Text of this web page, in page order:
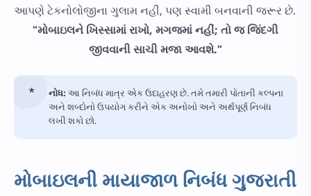
આપણે ટેકનોલોજીના ગુલામ નહીં, પણ સ્વામી બનવાની જરૂર છે.
"મોબાઇલને ખિસ્સામાં રાખો, મગજમાં નહીં; તો જ જિંદગી
જીવવાની સાચી મજા આવશે."
નોધ: આ નિબંધ માત્ર એક ઉદાહરણ છે. તમે તમારી પોતાની કલ્પના
અને શબ્દોનો ઉપયોગ કરીને એક અનોખો અને અર્થપૂર્ણ નિબંધ
લખી શકો છો.
મોબાઇલની માયાજાળ નિબંધ ગુજરાતી